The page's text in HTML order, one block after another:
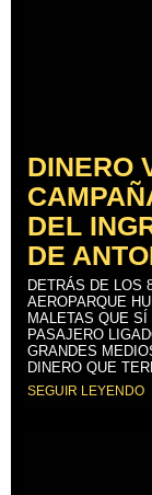
DINERO
DEL
DE
DETRÁS DE LOS
AEROPARQUE
MALETAS QUE SÍ
PASAJERO
GRANDES
DINERO QUE
SEGUIR LEYENDO